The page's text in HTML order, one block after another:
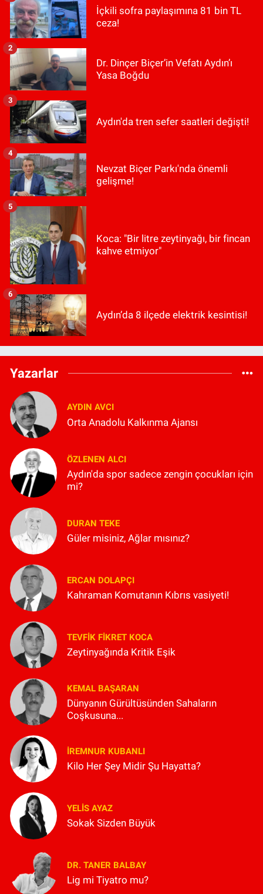
İçkili sofra paylaşımına 81 bin TL
ceza!
Dr. Dinçer Biçer’in Vefatı Aydın’ı
Yasa Boğdu
2
Aydın'da tren sefer saatleri değişti!
3
Nevzat Biçer Parkı'nda önemli
gelişme!
4
Koca: "Bir litre zeytinyağı, bir fincan
kahve etmiyor"
5
Aydın’da 8 ilçede elektrik kesintisi!
6
Yazarlar
AYDIN AVCI
Orta Anadolu Kalkınma Ajansı
ÖZLENEN ALCI
Aydın'da spor sadece zengin çocukları için
mi?
DURAN TEKE
Güler misiniz, Ağlar mısınız?
ERCAN DOLAPÇI
Kahraman Komutanın Kıbrıs vasiyeti!
TEVFIK FIKRET KOCA
Zeytinyağında Kritik Eşik
KEMAL BAŞARAN
Dünyanın Gürültüsünden Sahaların
Coşkusuna...
İREMNUR KUBANLI
Kilo Her Şey Midir Şu Hayatta?
YELIS AYAZ
Sokak Sizden Büyük
DR. TANER BALBAY
Lig mi Tiyatro mu?